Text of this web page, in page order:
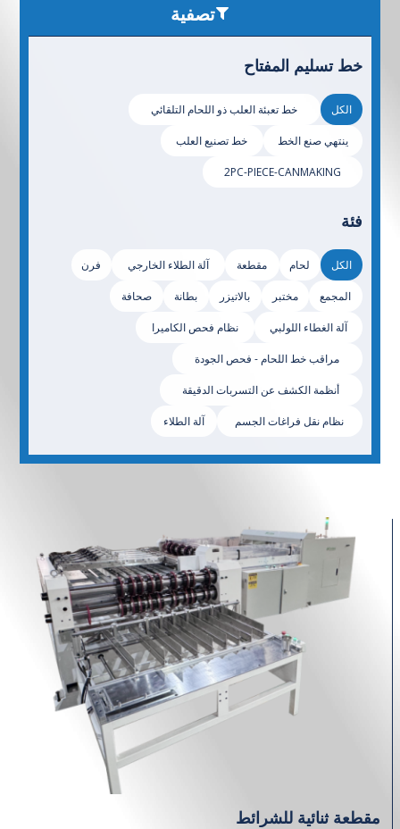
تصفية
خط تسليم المفتاح
الكل
خط تعبئة العلب ذو اللحام التلقائي
ينتهي صنع الخط
خط تصنيع العلب
2PC-PIECE-CANMAKING
فئة
الكل لحام مقطعة آلة الطلاء الخارجي
فرن
المجمع
مختبر بالاتيزر بطانة
صحافة
آلة الغطاء اللولبي
نظام فحص الكاميرا
مراقب خط اللحام - فحص الجودة
أنظمة الكشف عن التسربات الدقيقة
نظام نقل فراغات الجسم
آلة الطلاء
مقطعة ثنائية للشرائط